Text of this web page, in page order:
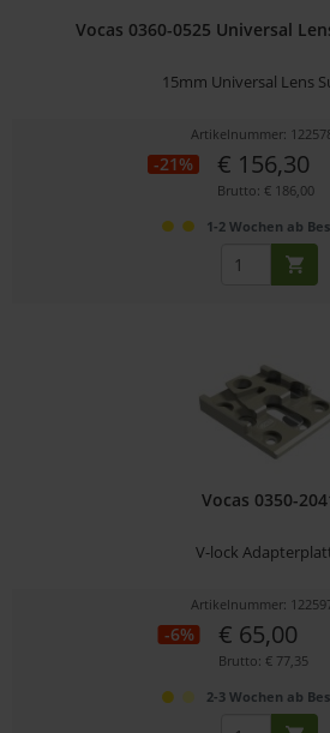
Vocas 0360-0525 Universal
15mm Universal Lens
Artikelnummer:
-21% € 156,30
Brutto: € 186,00
1-2 Wochen ab
Vocas 0350-
V-lock
Artikelnummer:
-6% € 65,00
Brutto: € 77,35
2-3 Wochen ab